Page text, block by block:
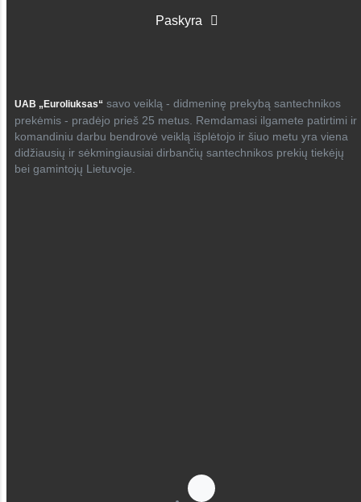
Paskyra
UAB „Euroliuksas“ savo veiklą - didmeninę prekybą santechnikos
prekėmis - pradėjo prieš 25 metus. Remdamasi ilgamete patirtimi ir
komandiniu darbu bendrovė veiklą išplėtojo ir šiuo metu yra viena
didžiausių ir sėkmingiausiai dirbančių santechnikos prekių tiekėjų
bei gamintojų Lietuvoje.